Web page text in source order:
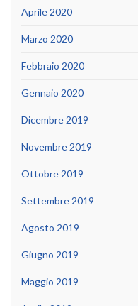
Aprile 2020
Marzo 2020
Febbraio 2020
Gennaio 2020
Dicembre 2019
Novembre 2019
Ottobre 2019
Settembre 2019
Agosto 2019
Giugno 2019
Maggio 2019